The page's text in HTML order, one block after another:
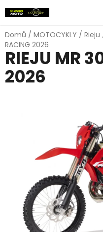
na
obsah
Domů / MOTOCYKLY / Rieju
RACING 2026
RIEJU MR
2026